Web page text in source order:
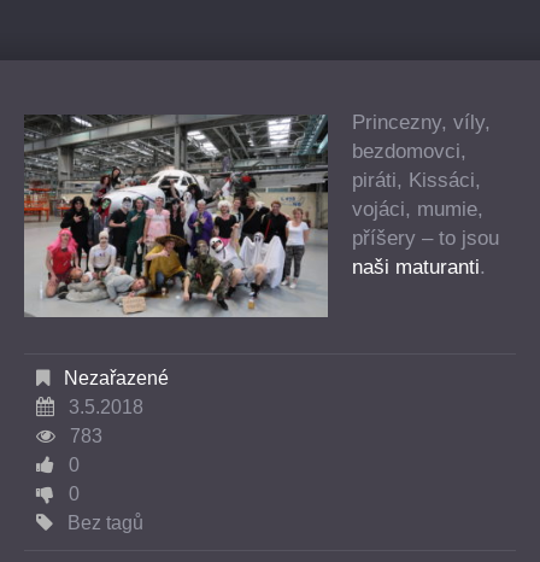
Princezny, víly,
bezdomovci,
piráti, Kissáci,
vojáci, mumie,
příšery – to jsou
naši maturanti.
Nezařazené
3.5.2018
783
0
0
Bez tagů